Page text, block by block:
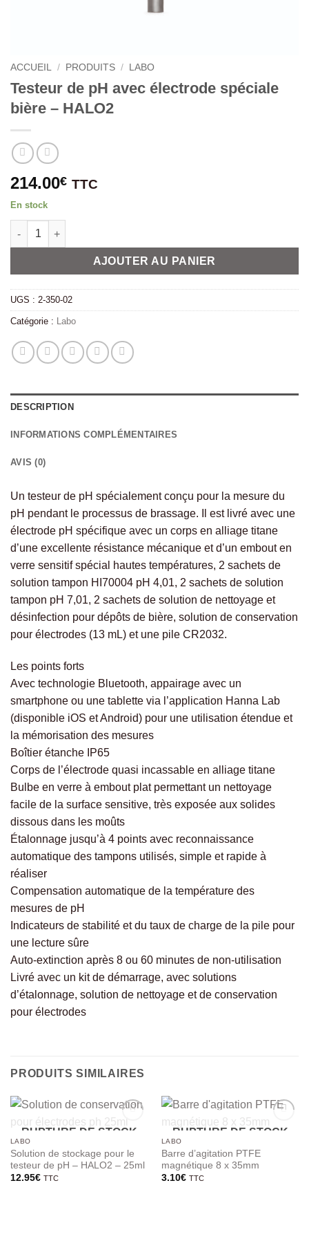
ACCUEIL / PRODUITS / LABO
Testeur de pH avec électrode spéciale
bière – HALO2
214.00€ TTC
En stock
quantité de Testeur de pH avec électrode spéciale bière -
AJOUTER AU PANIER
Alternative:
UGS : 2-350-02
Catégorie : Labo
DESCRIPTION
INFORMATIONS COMPLÉMENTAIRES
AVIS (0)
Un testeur de pH spécialement conçu pour la mesure du
pH pendant le processus de brassage. Il est livré avec une
électrode pH spécifique avec un corps en alliage titane
d’une excellente résistance mécanique et d’un embout en
verre sensitif spécial hautes températures, 2 sachets de
solution tampon HI70004 pH 4,01, 2 sachets de solution
tampon pH 7,01, 2 sachets de solution de nettoyage et
désinfection pour dépôts de bière, solution de conservation
pour électrodes (13 mL) et une pile CR2032.
Les points forts
Avec technologie Bluetooth, appairage avec un
smartphone ou une tablette via l’application Hanna Lab
(disponible iOS et Android) pour une utilisation étendue et
la mémorisation des mesures
Boîtier étanche IP65
Corps de l’électrode quasi incassable en alliage titane
Bulbe en verre à embout plat permettant un nettoyage
facile de la surface sensitive, très exposée aux solides
dissous dans les moûts
Étalonnage jusqu’à 4 points avec reconnaissance
automatique des tampons utilisés, simple et rapide à
réaliser
Compensation automatique de la température des
mesures de pH
Indicateurs de stabilité et du taux de charge de la pile pour
une lecture sûre
Auto-extinction après 8 ou 60 minutes de non-utilisation
Livré avec un kit de démarrage, avec solutions
d’étalonnage, solution de nettoyage et de conservation
pour électrodes
PRODUITS SIMILAIRES
RUPTURE DE STOCK
LABO
Solution de stockage pour le
testeur de pH – HALO2 – 25ml
12.95€ TTC
RUPTURE DE STOCK
LABO
Barre d’agitation PTFE
magnétique 8 x 35mm
3.10€ TTC